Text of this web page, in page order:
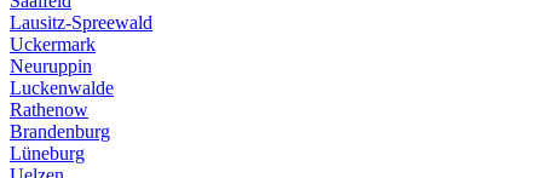
Lausitz-Spreewald
Uckermark
Neuruppin
Luckenwalde
Rathenow
Brandenburg
Lüneburg